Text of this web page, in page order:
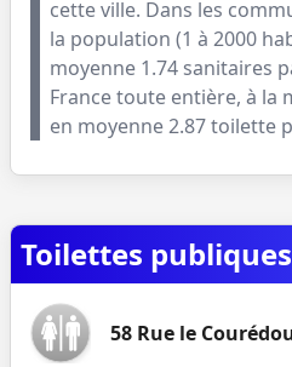
cette ville. Dans les
la population (1 à 2000
moyenne 1.74 sanitaires
France toute entière, à la
en moyenne2.87toilette
Toilettes
58 Rue le